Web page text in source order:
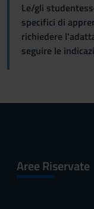
Le/gli
specifici di
richiedere
seguire le
Aree Riservate